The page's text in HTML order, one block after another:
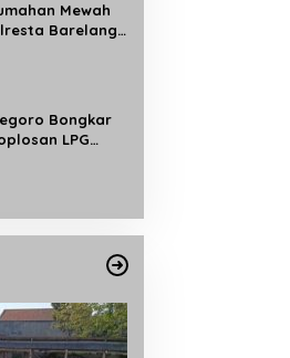
Mewah
Barelang
Bongkar
LPG